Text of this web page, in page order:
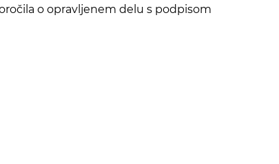
o opravljenem delu s podpisom